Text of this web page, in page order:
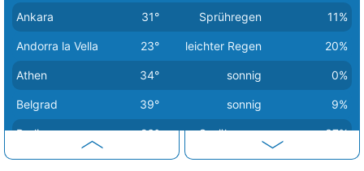
Ankara 31° Sprühregen 11%
Andorra la Vella 23° leichter Regen 20%
Athen 34° sonnig 0%
Belgrad 39° sonnig 9%
Berlin 26° Sprühregen 37%
Bern 30° Regen 16%